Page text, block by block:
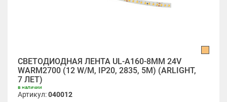
СВЕТОДИОДНАЯ ЛЕНТА UL-A160-8MM 24V
WARM2700 (12 W/M, IP20, 2835, 5M) (ARLIGHT,
7 ЛЕТ)
в наличии
Артикул:040012